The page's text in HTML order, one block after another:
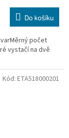
Do košíku
počet
vystačí na dvě
Kód: ETA518000201